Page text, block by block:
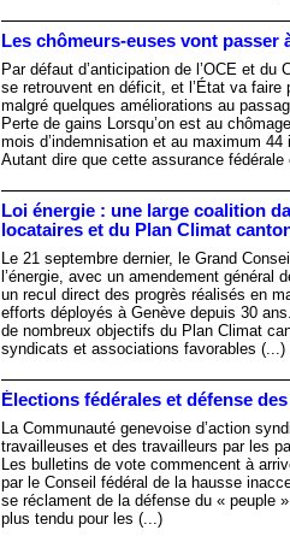
Les chômeurs-euses vont passer
Par défaut d’anticipation de l’OCE et
se retrouvent en déficit, et l’État va
malgré quelques améliorations au
Perte de gains Lorsqu’on est au
mois d’indemnisation et au maximum
Autant dire que cette assurance
Loi énergie : une large coalition
locataires et du Plan Climat
Le 21 septembre dernier, le Grand
l’énergie, avec un amendement général
un recul direct des progrès réalisés en
efforts déployés à Genève depuis 30
de nombreux objectifs du Plan Climat
syndicats et associations favorables (...)
Élections fédérales et défense
La Communauté genevoise d’action
travailleuses et des travailleurs par les
Les bulletins de vote commencent à
par le Conseil fédéral de la hausse
se réclament de la défense du « peuple
plus tendu pour les (...)